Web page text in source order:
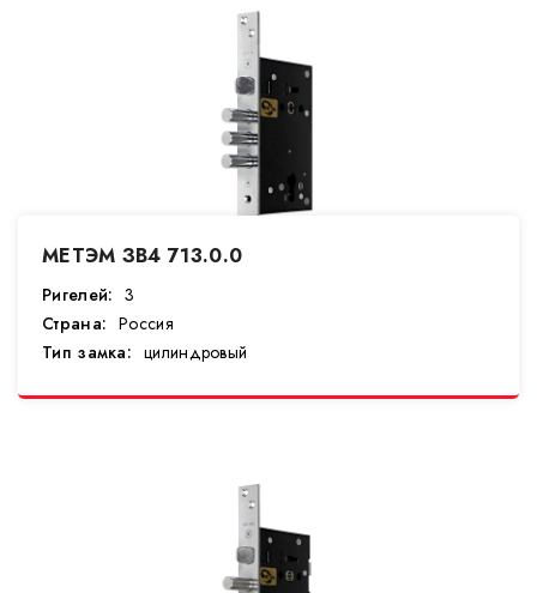
МЕТЭМ ЗВ4 713.0.0
Ригелей: 3
Страна: Россия
Тип замка: цилиндровый